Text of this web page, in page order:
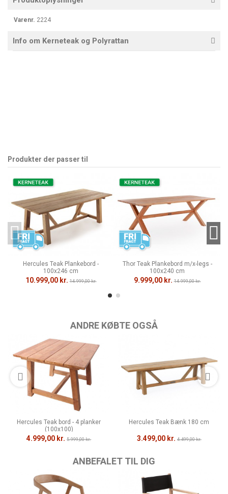
Varenr. 2224
Info om Kerneteak og Polyrattan
Produkter der passer til
Hercules Teak Plankebord -
100x246 cm
10.999,00 kr. 14.999,00 kr.
Thor Teak Plankebord m/x-legs -
100x240 cm
9.999,00 kr. 14.999,00 kr.
ANDRE KØBTE OGSÅ
Hercules Teak bord - 4 planker
(100x100)
4.999,00 kr. 5.999,00 kr.
Hercules Teak Bænk 180 cm
3.499,00 kr. 4.499,00 kr.
ANBEFALET TIL DIG